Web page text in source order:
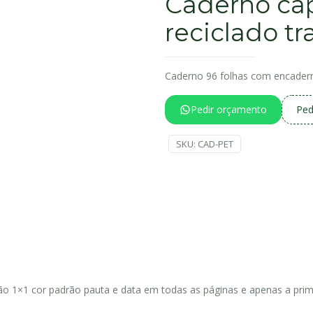
reciclado
Caderno 96 folhas com
Pedir orçamento
SKU: CAD-PET
1×1 cor padrão pauta e data em todas as páginas e apenas a